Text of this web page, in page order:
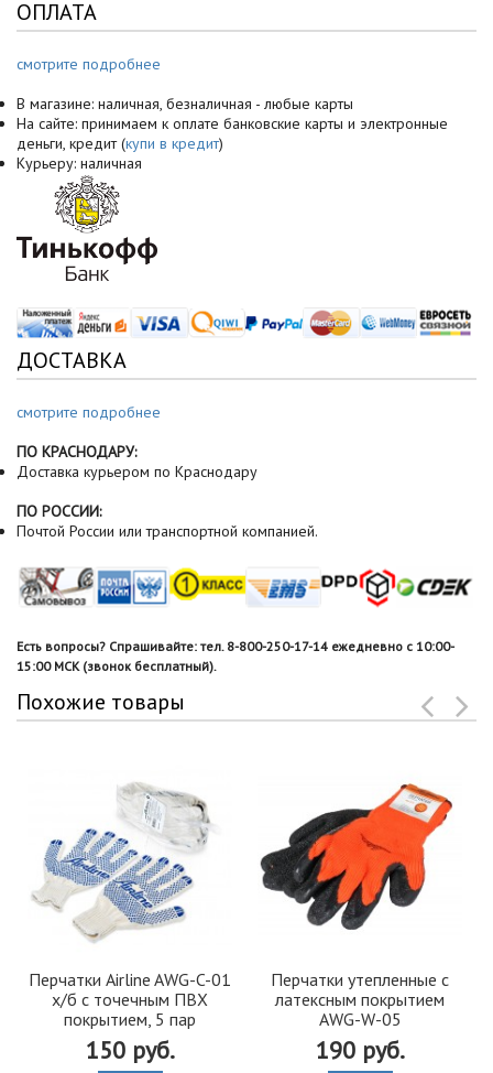
ОПЛАТА
смотрите подробнее
В магазине: наличная, безналичная - любые карты
На сайте: принимаем к оплате банковские карты и электронные
деньги, кредит (купи в кредит)
Курьеру: наличная
ДОСТАВКА
смотрите подробнее
ПО КРАСНОДАРУ:
Доставка курьером по Краснодару
ПО РОССИИ:
Почтой России или транспортной компанией.
Есть вопросы? Спрашивайте: тел. 8-800-250-17-14 ежедневно с 10:00-
15:00 МСК (звонок бесплатный).
Похожие товары
Перчатки Airline AWG-C-01
х/б с точечным ПВХ
покрытием, 5 пар
150 руб.
Перчатки утепленные с
латексным покрытием
AWG-W-05
190 руб.